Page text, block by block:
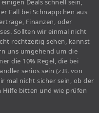
Deals schnell sein,
Fall bei Schnäppchen aus
Finanzen, oder
Sollten wir einmal nicht
rechtzeitig sehen, kannst
uns umgehend um die
die 10% Regel, die bei
seriös sein (z.B. von
mal nicht sicher sein, ob der
Hilfe bitten und wie prüfen